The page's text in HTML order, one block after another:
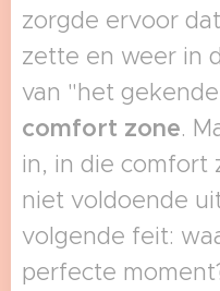
zorgde ervoor
zette en weer in
van "het
comfort zone.
in, in die comfort
niet voldoende
volgende feit:
perfecte